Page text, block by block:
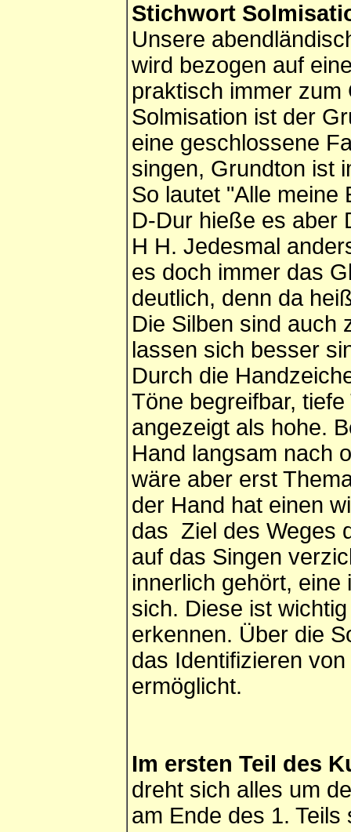
Stichwort
Unsere
wird bezogen auf
praktisch immer
Solmisation ist der
eine geschlossene
singen, Grundton ist
So lautet "Alle meine
D-Dur hieße es aber
H H. Jedesmal
es doch immer das
deutlich, denn da
Die Silben sind auch
lassen sich besser
Durch die
Töne begreifbar,
angezeigt als hohe.
Hand langsam nach
wäre aber erst
der Hand hat einen
das Ziel des Weges
auf das Singen
innerlich gehört,
sich. Diese ist
erkennen. Über die
das Identifizieren
ermöglicht.
Im ersten Teil des
dreht sich alles um
am Ende des 1.